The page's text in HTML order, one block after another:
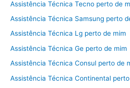
Assistência Técnica Tecno perto de
Assistência Técnica Samsung perto
Assistência Técnica Lg perto de mim
Assistência Técnica Ge perto de mim
Assistência Técnica Consul perto de
Assistência Técnica Continental